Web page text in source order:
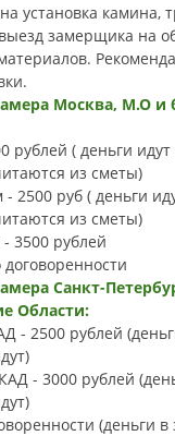
установка камина,
замерщика на
Москва, М.О
рублей ( деньги идут
из сметы)
- 2500 руб ( деньги
из сметы)
3500 рублей
Санкт-
Области:
- 2500 рублей
- 3000 рублей
(деньги